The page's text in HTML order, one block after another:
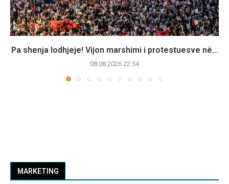
Pa shenja lodhjeje! Vijon marshimi i protestuesve në...
08.08.2026 22:54
MARKETING